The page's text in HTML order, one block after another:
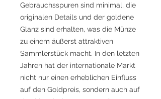
Gebrauchsspuren sind minimal, die
originalen Details und der goldene
Glanz sind erhalten, was die Münze
zu einem äußerst attraktiven
Sammlerstück macht. In den letzten
Jahren hat der internationale Markt
nicht nur einen erheblichen Einfluss
auf den Goldpreis, sondern auch auf